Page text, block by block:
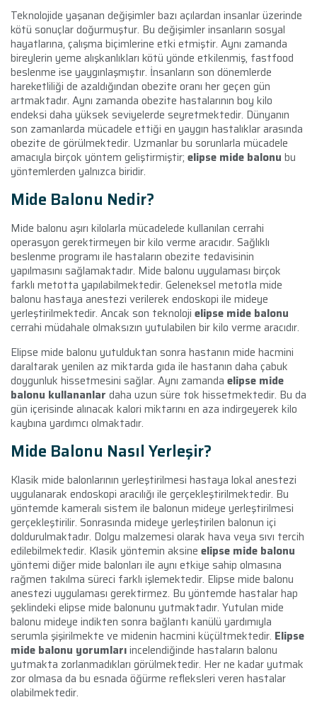
Teknolojide yaşanan değişimler bazı açılardan insanlar üzerinde
kötü sonuçlar doğurmuştur. Bu değişimler insanların sosyal
hayatlarına, çalışma biçimlerine etki etmiştir. Aynı zamanda
bireylerin yeme alışkanlıkları kötü yönde etkilenmiş, fastfood
beslenme ise yaygınlaşmıştır. İnsanların son dönemlerde
hareketliliği de azaldığından obezite oranı her geçen gün
artmaktadır. Aynı zamanda obezite hastalarının boy kilo
endeksi daha yüksek seviyelerde seyretmektedir. Dünyanın
son zamanlarda mücadele ettiği en yaygın hastalıklar arasında
obezite de görülmektedir. Uzmanlar bu sorunlarla mücadele
amacıyla birçok yöntem geliştirmiştir; elipse mide balonu bu
yöntemlerden yalnızca biridir.
Mide Balonu Nedir?
Mide balonu aşırı kilolarla mücadelede kullanılan cerrahi
operasyon gerektirmeyen bir kilo verme aracıdır. Sağlıklı
beslenme programı ile hastaların obezite tedavisinin
yapılmasını sağlamaktadır. Mide balonu uygulaması birçok
farklı metotta yapılabilmektedir. Geleneksel metotla mide
balonu hastaya anestezi verilerek endoskopi ile mideye
yerleştirilmektedir. Ancak son teknoloji elipse mide balonu
cerrahi müdahale olmaksızın yutulabilen bir kilo verme aracıdır.
Elipse mide balonu yutulduktan sonra hastanın mide hacmini
daraltarak yenilen az miktarda gıda ile hastanın daha çabuk
doygunluk hissetmesini sağlar. Aynı zamanda elipse mide
balonu kullananlar daha uzun süre tok hissetmektedir. Bu da
gün içerisinde alınacak kalori miktarını en aza indirgeyerek kilo
kaybına yardımcı olmaktadır.
Mide Balonu Nasıl Yerleşir?
Klasik mide balonlarının yerleştirilmesi hastaya lokal anestezi
uygulanarak endoskopi aracılığı ile gerçekleştirilmektedir. Bu
yöntemde kameralı sistem ile balonun mideye yerleştirilmesi
gerçekleştirilir. Sonrasında mideye yerleştirilen balonun içi
doldurulmaktadır. Dolgu malzemesi olarak hava veya sıvı tercih
edilebilmektedir. Klasik yöntemin aksine elipse mide balonu
yöntemi diğer mide balonları ile aynı etkiye sahip olmasına
rağmen takılma süreci farklı işlemektedir. Elipse mide balonu
anestezi uygulaması gerektirmez. Bu yöntemde hastalar hap
şeklindeki elipse mide balonunu yutmaktadır. Yutulan mide
balonu mideye indikten sonra bağlantı kanülü yardımıyla
serumla şişirilmekte ve midenin hacmini küçültmektedir. Elipse
mide balonu yorumlarıincelendiğinde hastaların balonu
yutmakta zorlanmadıkları görülmektedir. Her ne kadar yutmak
zor olmasa da bu esnada öğürme refleksleri veren hastalar
olabilmektedir.